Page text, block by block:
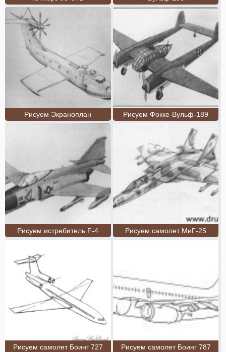
Рисуем Экраноплан Рисуем Фокке-Вульф-189
Рисуем истребитель F-4 Рисуем самолет МиГ-25
Рисуем самолет Боинг 727 Рисуем самолет Боинг 787